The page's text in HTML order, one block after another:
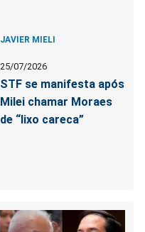
JAVIER MIELI
25/07/2026
STF se manifesta após
Milei chamar Moraes
de “lixo careca”